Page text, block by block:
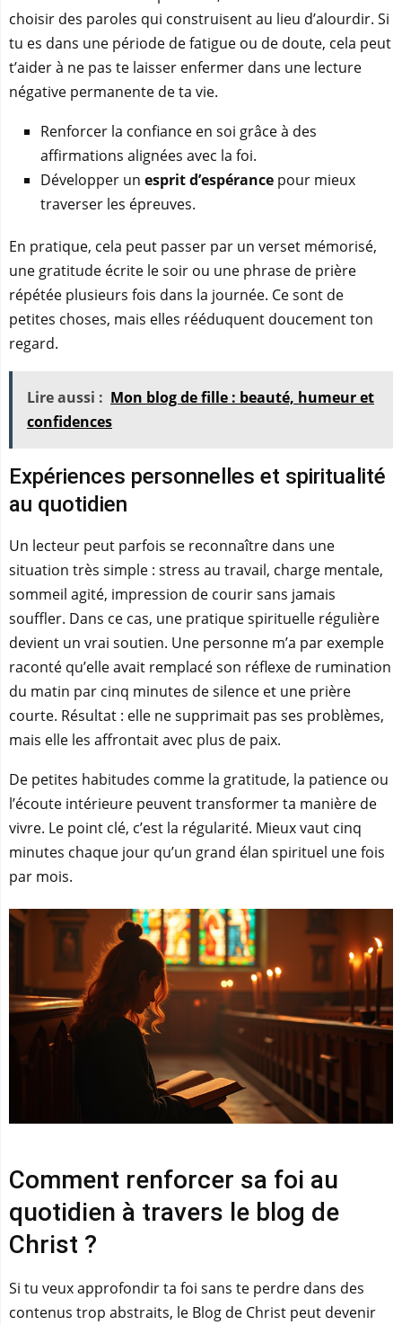
choisir des paroles qui construisent au lieu d’alourdir. Si
tu es dans une période de fatigue ou de doute, cela peut
t’aider à ne pas te laisser enfermer dans une lecture
négative permanente de ta vie.
Renforcer la confiance en soi grâce à des
affirmations alignées avec la foi.
Développer un esprit d’espérance pour mieux
traverser les épreuves.
En pratique, cela peut passer par un verset mémorisé,
une gratitude écrite le soir ou une phrase de prière
répétée plusieurs fois dans la journée. Ce sont de
petites choses, mais elles rééduquent doucement ton
regard.
Lire aussi : Mon blog de fille : beauté, humeur et
confidences
Expériences personnelles et spiritualité
au quotidien
Un lecteur peut parfois se reconnaître dans une
situation très simple : stress au travail, charge mentale,
sommeil agité, impression de courir sans jamais
souffler. Dans ce cas, une pratique spirituelle régulière
devient un vrai soutien. Une personne m’a par exemple
raconté qu’elle avait remplacé son réflexe de rumination
du matin par cinq minutes de silence et une prière
courte. Résultat : elle ne supprimait pas ses problèmes,
mais elle les affrontait avec plus de paix.
De petites habitudes comme la gratitude, la patience ou
l’écoute intérieure peuvent transformer ta manière de
vivre. Le point clé, c’est la régularité. Mieux vaut cinq
minutes chaque jour qu’un grand élan spirituel une fois
par mois.
Comment renforcer sa foi au
quotidien à travers le blog de
Christ ?
Si tu veux approfondir ta foi sans te perdre dans des
contenus trop abstraits, le Blog de Christ peut devenir